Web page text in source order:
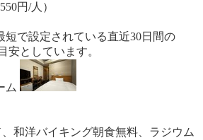
円/人）
で設定されている直近30日間の
安としています。
ム
和洋バイキング朝食無料、ラジウム